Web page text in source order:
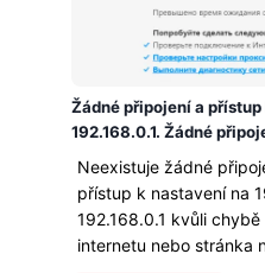
Žádné připojení a přístup
192.168.0.1. Žádné
Neexistuje žádné
přístup k nastavení na
192.168.0.1 kvůli
internetu nebo stránka